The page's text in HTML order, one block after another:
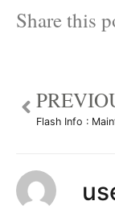
Share this